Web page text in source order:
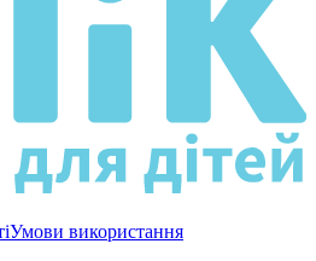
Умови використання